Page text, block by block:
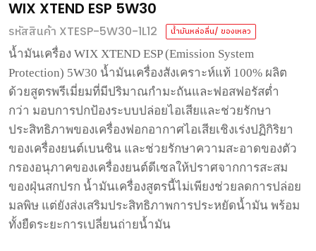
WIX XTEND ESP 5W30
รหัสสินค้า XTESP-5W30-1L12 น้ำมันหล่อลื่น/ ของเหลว
น้ำมันเครื่อง WIX XTEND ESP (Emission System
Protection) 5W30 น้ำมันเครื่องสังเคราะห์แท้ 100% ผลิต
ด้วยสูตรพรีเมี่ยมที่มีปริมาณกำมะถันและฟอสฟอรัสต่ำ
กว่า มอบการปกป้องระบบปล่อยไอเสียและช่วยรักษา
ประสิทธิภาพของเครื่องฟอกอากาศไอเสียเชิงเร่งปฏิกิริยา
ของเครื่องยนต์เบนซิน และช่วยรักษาความสะอาดของตัว
กรองอนุภาคของเครื่องยนต์ดีเซลให้ปราศจากการสะสม
ของฝุ่นสกปรก น้ำมันเครื่องสูตรนี้ไม่เพียงช่วยลดการปล่อย
มลพิษ แต่ยังส่งเสริมประสิทธิภาพการประหยัดน้ำมัน พร้อม
ทั้งยืดระยะการเปลี่ยนถ่ายน้ำมัน